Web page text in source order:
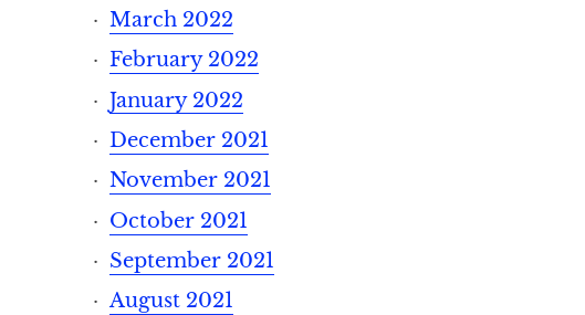
March 2022
February 2022
January 2022
December 2021
November 2021
October 2021
September 2021
August 2021